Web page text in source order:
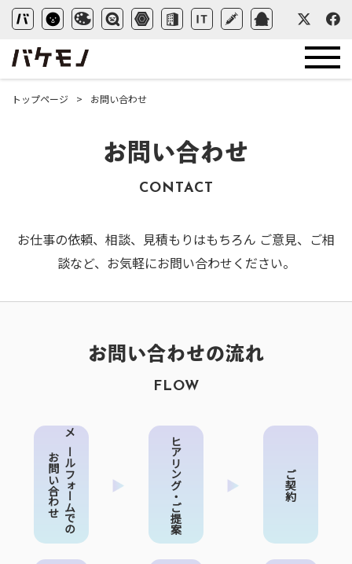
トップページ お問い合わせ
お問い合わせ
CONTACT
お仕事の依頼、相談、見積もりはもちろん ご意見、ご相
談など、お気軽にお問い合わせください。
お問い合わせの流れ
FLOW
メールフォームでの
お問い合わせ ヒアリング・
ご提案
ご契約